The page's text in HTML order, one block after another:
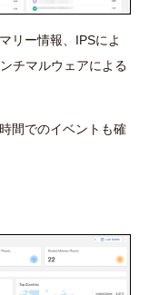
リー情報、IPSによ
チマルウェアによる
間でのイベントも確